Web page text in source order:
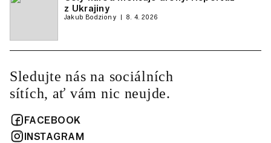
z Ukrajiny
Jakub Bodziony 8. 4. 2026
Sledujte nás na sociálních
sítích, ať vám nic neujde.
FACEBOOK
INSTAGRAM